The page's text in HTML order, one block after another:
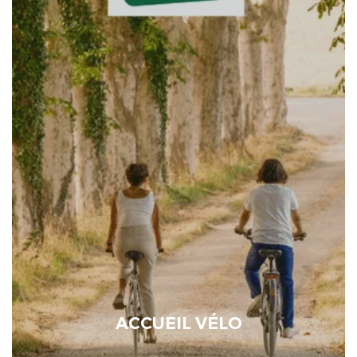
ACCUEIL VÉLO
Ce label met rassemble les établissements qui